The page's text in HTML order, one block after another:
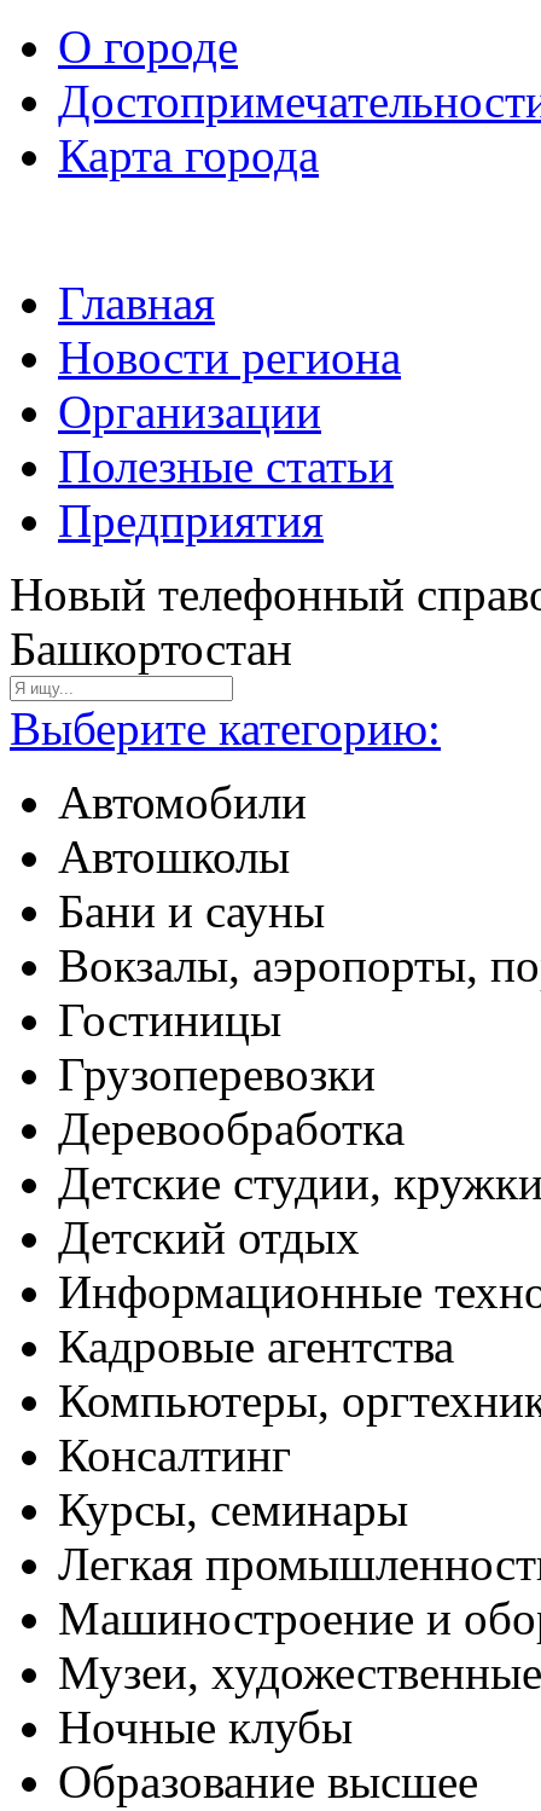
О городе
Карта города
Главная
Новости региона
Организации
Полезные статьи
Предприятия
Новый телефонный
Башкортостан
Выберите категорию:
Автомобили
Автошколы
Бани и сауны
Вокзалы, аэропорты,
Гостиницы
Грузоперевозки
Деревообработка
Детские студии,
Детский отдых
Информационные
Кадровые агентства
Компьютеры,
Консалтинг
Курсы, семинары
Легкая
Машиностроение и
Музеи,
Ночные клубы
Образование высшее